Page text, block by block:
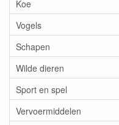
Koe
Vogels
Schapen
Wilde dieren
Sport en spel
Vervoermiddelen